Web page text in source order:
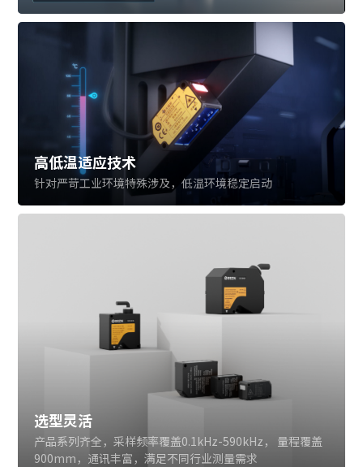
高低温适应技术
针对严苛工业环境特殊涉及，低温环境稳定启动
选型灵活
产品系列齐全，采样频率覆盖0.1kHz-590kHz， 量程覆盖
900mm，通讯丰富，满足不同行业测量需求